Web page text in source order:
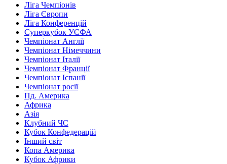
Ліга Чемпіонів
Ліга Європи
Ліга Конференцій
Суперкубок УЄФА
Чемпіонат Англії
Чемпіонат Німеччини
Чемпіонат Італії
Чемпіонат Франції
Чемпіонат Іспанії
Чемпіонат росії
Пд. Америка
Африка
Азія
Клубний ЧС
Кубок Конфедерацій
Інший світ
Копа Америка
Кубок Африки